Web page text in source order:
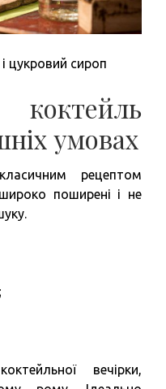
цукровий сироп
умовах
рецептом
поширені і не
вечірки,